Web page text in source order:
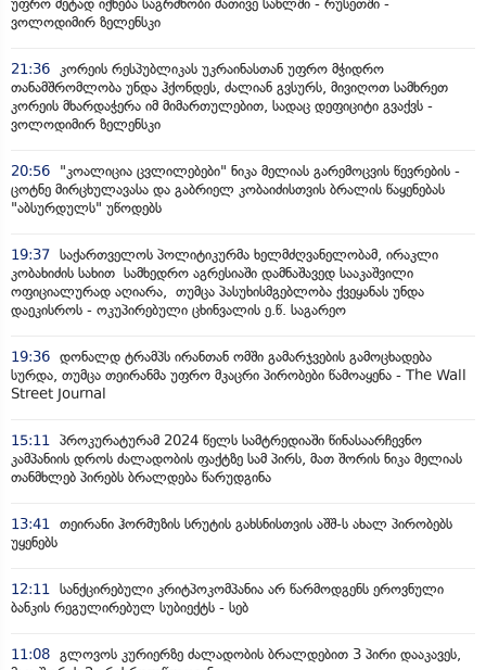
უფრო მეტად იქნება საგრძნობი მათივე სახლში - რუსეთში -
ვოლოდიმირ ზელენსკი
21:36
კორეის რესპუბლიკას უკრაინასთან უფრო მჭიდრო
თანამშრომლობა უნდა ჰქონდეს, ძალიან გვსურს, მივიღოთ სამხრეთ
კორეის მხარდაჭერა იმ მიმართულებით, სადაც დეფიციტი გვაქვს -
ვოლოდიმირ ზელენსკი
20:56
"კოალიცია ცვლილებები" ნიკა მელიას გარემოცვის წევრების -
ცოტნე მირცხულავასა და გაბრიელ კობაიძისთვის ბრალის წაყენებას
"აბსურდულს" უწოდებს
19:37 საქართველოს პოლიტიკურმა ხელმძღვანელობამ, ირაკლი
კობახიძის სახით სამხედრო აგრესიაში დამნაშავედ სააკაშვილი
ოფიციალურად აღიარა, თუმცა პასუხისმგებლობა ქვეყანას უნდა
დაეკისროს - ოკუპირებული ცხინვალის ე.წ. საგარეო
19:36 დონალდ ტრამპს ირანთან ომში გამარჯვების გამოცხადება
სურდა, თუმცა თეირანმა უფრო მკაცრი პირობები წამოაყენა - The Wall
Street Journal
15:11
პროკურატურამ 2024 წელს სამტრედიაში წინასაარჩევნო
კამპანიის დროს ძალადობის ფაქტზე სამ პირს, მათ შორის ნიკა მელიას
თანმხლებ პირებს ბრალდება წარუდგინა
13:41
თეირანი ჰორმუზის სრუტის გახსნისთვის აშშ-ს ახალ პირობებს
უყენებს
12:11
სანქცირებული კრიტპოკომპანია არ წარმოდგენს ეროვნული
ბანკის რეგულირებულ სუბიექტს - სებ
11:08 გლოვოს კურიერზე ძალადობის ბრალდებით 3 პირი დააკავეს,